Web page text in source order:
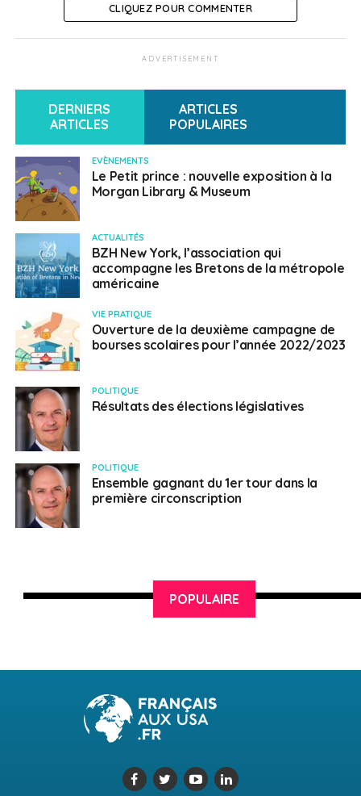
CLIQUEZ POUR COMMENTER
ADVERTISEMENT
DERNIERS
ARTICLES
ARTICLES
POPULAIRES
EVÈNEMENTS
Le Petit prince : nouvelle exposition à la
Morgan Library & Museum
ACTUALITÉS
BZH New York, l’association qui
accompagne les Bretons de la métropole
américaine
VIE PRATIQUE
Ouverture de la deuxième campagne de
bourses scolaires pour l’année 2022/2023
POLITIQUE
Résultats des élections législatives
POLITIQUE
Ensemble gagnant du 1er tour dans la
première circonscription
POPULAIRE